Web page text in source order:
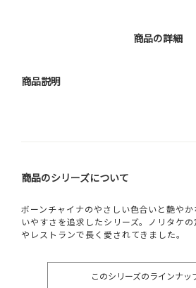
商品の詳細
商品説明
商品のシリーズについて
ボーンチャイナのやさしい色合いと艶や
いやすさを追求したシリーズ。ノリタケ
やレストランで長く愛されてきました。
このシリーズのラインナッ